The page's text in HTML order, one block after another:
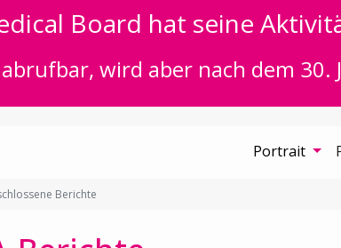
Board hat seine
wird aber nach dem
Portrait
Berichte